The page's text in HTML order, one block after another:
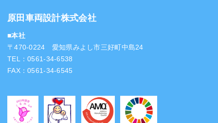
原田車両設計株式会社
■本社
〒470-0224 愛知県みよし市三好町中島24
TEL：0561-34-6538
FAX：0561-34-6545